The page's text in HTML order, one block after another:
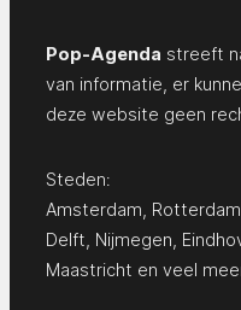
Pop-Agenda streeft
van informatie, er
deze website geen
Steden:
Amsterdam Rotterdam
Delft Nijmegen
Maastricht en veel